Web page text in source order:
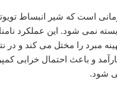
است که شیر انبساط
نمی شود. این عملکرد
مبرد را مختل می کند و در
و باعث احتمال خرابی
شود.